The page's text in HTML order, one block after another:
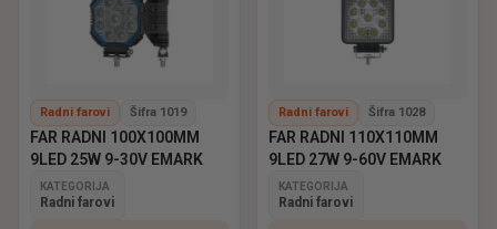
Radni farovi Šifra 1019
FAR RADNI 100X100MM
9LED 25W 9-30V EMARK
KATEGORIJA
Radni farovi
Radni farovi Šifra 1028
FAR RADNI 110X110MM
9LED 27W 9-60V EMARK
KATEGORIJA
Radni farovi